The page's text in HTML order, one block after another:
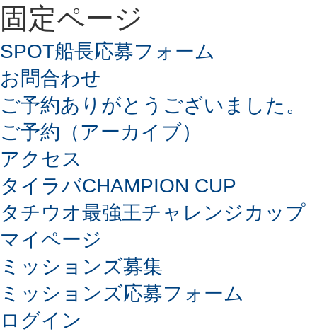
索:
固定ページ
SPOT船長応募フォーム
お問合わせ
ご予約ありがとうございました。
ご予約（アーカイブ）
アクセス
タイラバCHAMPION CUP
タチウオ最強王チャレンジカップ
マイページ
ミッションズ募集
ミッションズ応募フォーム
ログイン